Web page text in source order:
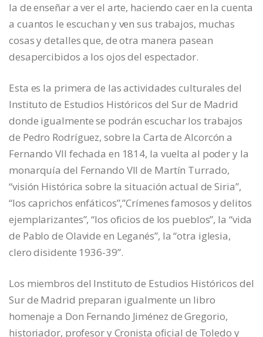
la de enseñar a ver el arte, haciendo caer en la cuenta
a cuantos le escuchan y ven sus trabajos, muchas
cosas y detalles que, de otra manera pasean
desapercibidos a los ojos del espectador.
Esta es la primera de las actividades culturales del
Instituto de Estudios Históricos del Sur de Madrid
donde igualmente se podrán escuchar los trabajos
de Pedro Rodríguez, sobre la Carta de Alcorcón a
Fernando VII fechada en 1814, la vuelta al poder y la
monarquía del Fernando VII de Martín Turrado,
“visión Histórica sobre la situación actual de Siria”,
“los caprichos enfáticos”,”Crímenes famosos y delitos
ejemplarizantes”, “los oficios de los pueblos”, la “vida
de Pablo de Olavide en Leganés”, la “otra iglesia,
clero disidente 1936-39”.
Los miembros del Instituto de Estudios Históricos del
Sur de Madrid preparan igualmente un libro
homenaje a Don Fernando Jiménez de Gregorio,
historiador, profesor y Cronista oficial de Toledo y